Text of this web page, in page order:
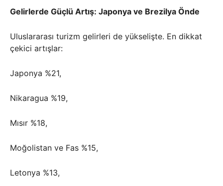
Gelirlerde Güçlü Artış: Japonya ve Brezilya Önde
Uluslararası turizm gelirleri de yükselişte. En dikkat
çekici artışlar:
Japonya %21,
Nikaragua %19,
Mısır %18,
Moğolistan ve Fas %15,
Letonya %13,